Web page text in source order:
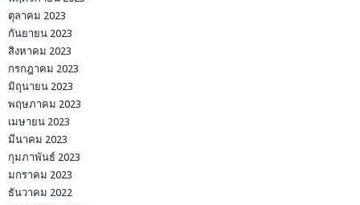
ตุลาคม 2023
กันยายน 2023
สิงหาคม 2023
กรกฎาคม 2023
มิถุนายน 2023
พฤษภาคม 2023
เมษายน 2023
มีนาคม 2023
กุมภาพันธ์ 2023
มกราคม 2023
ธันวาคม 2022